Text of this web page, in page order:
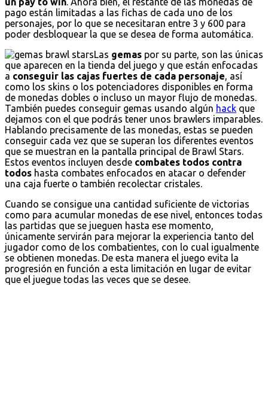
pago están limitadas a las fichas de cada uno de los
personajes, por lo que se necesitaran entre 3 y 600 para
poder desbloquear la que se desea de forma automática.
Las gemas por su parte, son las únicas
que aparecen en la tienda del juego y que están enfocadas
a conseguir las cajas fuertes de cada personaje , así
como los skins o los potenciadores disponibles en forma
de monedas dobles o incluso un mayor flujo de monedas.
También puedes conseguir gemas usando algún hack que
dejamos con el que podrás tener unos brawlers imparables.
Hablando precisamente de las monedas, estas se pueden
conseguir cada vez que se superan los diferentes eventos
que se muestran en la pantalla principal de Brawl Stars.
Estos eventos incluyen desde combates todos contra
todos hasta combates enfocados en atacar o defender
una caja fuerte o también recolectar cristales.
Cuando se consigue una cantidad suficiente de victorias
como para acumular monedas de ese nivel, entonces todas
las partidas que se jueguen hasta ese momento,
únicamente servirán para mejorar la experiencia tanto del
jugador como de los combatientes, con lo cual igualmente
se obtienen monedas. De esta manera el juego evita la
progresión en función a esta limitación en lugar de evitar
que el juegue todas las veces que se desee.